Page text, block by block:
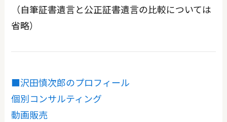
（自筆証書遺言と公正証書遺言の比較については
省略）
■沢田慎次郎のプロフィール
個別コンサルティング
動画販売